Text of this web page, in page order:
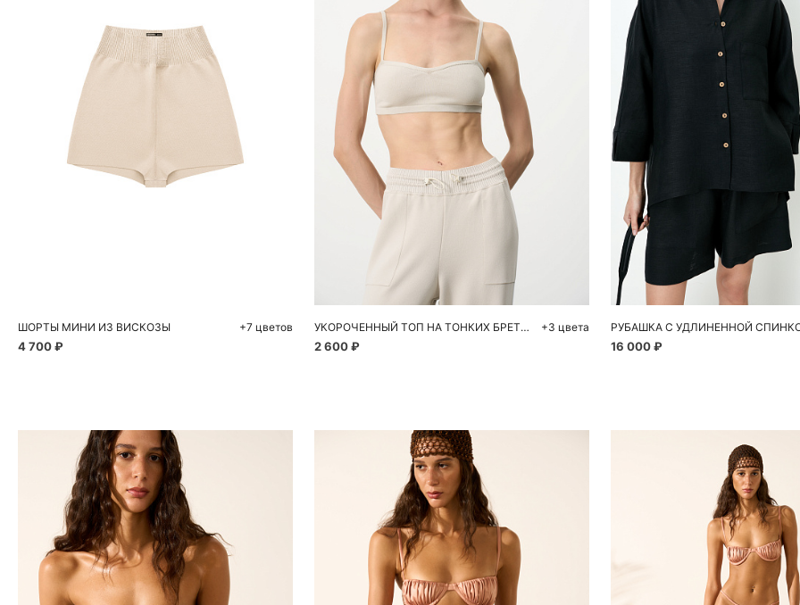
ШОРТЫ МИНИ ИЗ ВИСКОЗЫ
4 700 ₽
+7 цветов
Добавить в корзину
S
УКОРОЧЕННЫЙ ТОП НА ТОНКИХ БРЕТЕЛЯХ
2 600 ₽
+3 цвета
Добавить в
S
РУБАШКА С УДЛИНЕННОЙ
16 000 ₽